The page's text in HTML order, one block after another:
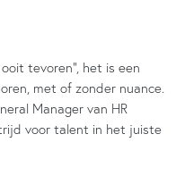
tevoren”, het is een
met of zonder nuance.
Manager van HR
voor talent in het juiste